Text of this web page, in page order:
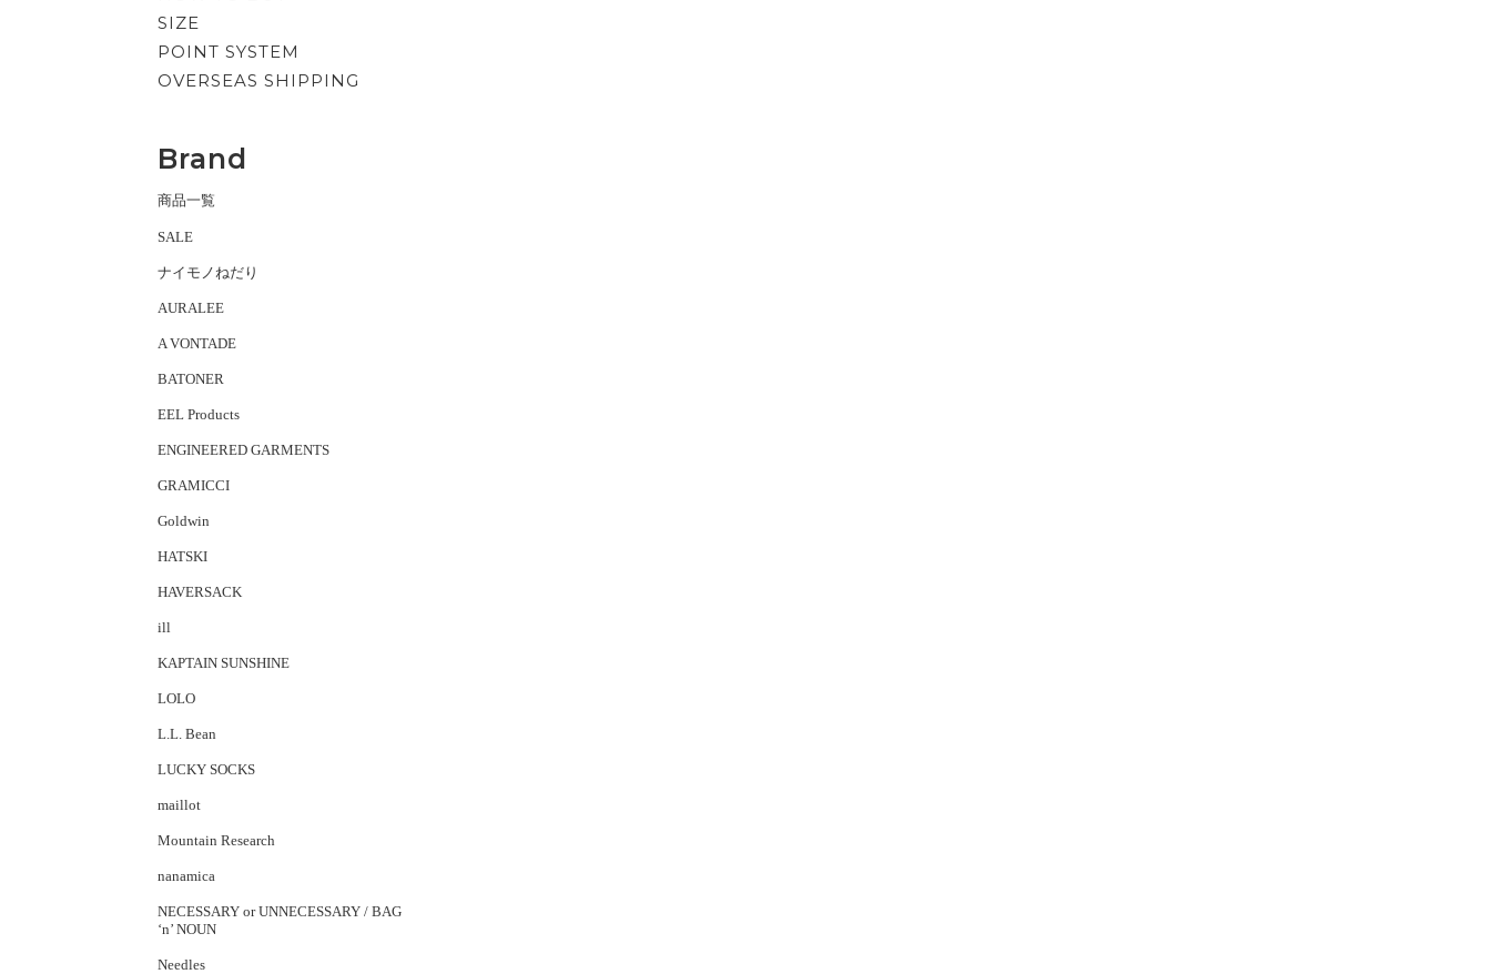
SIZE
POINT SYSTEM
OVERSEAS SHIPPING
Brand
商品一覧
SALE
ナイモノねだり
AURALEE
A VONTADE
BATONER
EEL Products
ENGINEERED GARMENTS
GRAMICCI
Goldwin
HATSKI
HAVERSACK
ill
KAPTAIN SUNSHINE
LOLO
L.L. Bean
LUCKY SOCKS
maillot
Mountain Research
nanamica
NECESSARY or UNNECESSARY / BAG
‘n’ NOUN
Needles